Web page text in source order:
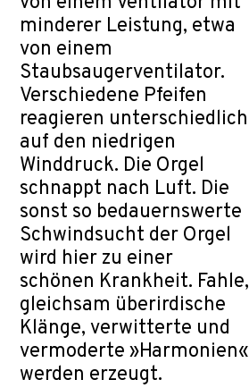
minderer Leistung, etwa
von einem
Staubsaugerventilator.
Verschiedene Pfeifen
reagieren unterschiedlich
auf den niedrigen
Winddruck. Die Orgel
schnappt nach Luft. Die
sonst so bedauernswerte
Schwindsucht der Orgel
wird hier zu einer
schönen Krankheit. Fahle,
gleichsam überirdische
Klänge, verwitterte und
vermoderte »Harmonien«
werden erzeugt.